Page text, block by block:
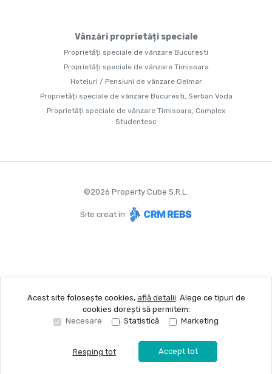
Sună acum Solicită vizionare
Vânzări proprietăți speciale
Proprietăți speciale de vânzare Bucuresti
Proprietăți speciale de vânzare Timisoara
Hoteluri / Pensiuni de vânzare Gelmar
Proprietăți speciale de vânzare Bucuresti, Serban Voda
Proprietăți speciale de vânzare Timisoara, Complex
Studentesc
©2026 Property Cube S.R.L.
Site creat în
Acest site folosește cookies, află detalii. Alege ce tipuri de
cookies dorești să permitem:
Necesare
Statistică Marketing
Resping tot Accept tot